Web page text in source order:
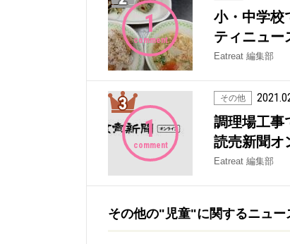
1
comment
小・中学校
ティニュー
Eatreat 編集部
1
comment
その他
調理場工事
読売新聞オ
Eatreat 編集部
その他の"児童"に関するニュー